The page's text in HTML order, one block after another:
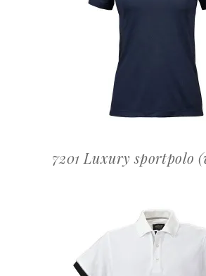
OFFERTEAANVRAAG
7201 Luxury sportpolo